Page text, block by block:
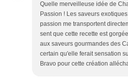
Quelle merveilleuse idée de
Passion ! Les saveurs
passion me transportent
sent que cette recette est
aux saveurs gourmandes des
certain qu'elle ferait sensation
Bravo pour cette création